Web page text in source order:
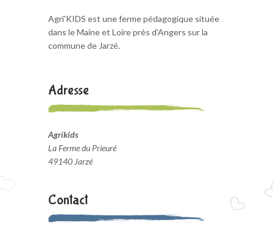
Agri'KIDS est une ferme pédagogique située
dans le Maine et Loire près d'Angers sur la
commune de Jarzé.
Adresse
Agrikids
La Ferme du Prieuré
49140 Jarzé
Contact